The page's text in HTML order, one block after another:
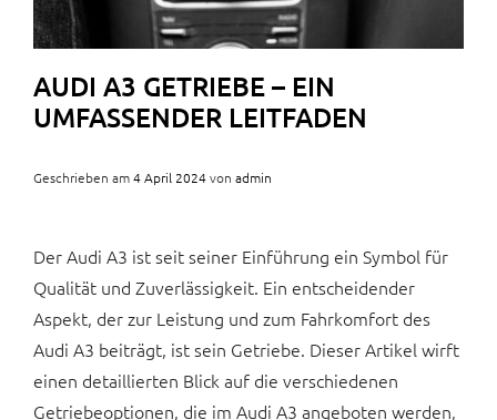
AUDI A3 GETRIEBE – EIN
UMFASSENDER LEITFADEN
Geschrieben am4 April 2024von admin
Der Audi A3 ist seit seiner Einführung ein Symbol für
Qualität und Zuverlässigkeit. Ein entscheidender
Aspekt, der zur Leistung und zum Fahrkomfort des
Audi A3 beiträgt, ist sein Getriebe. Dieser Artikel wirft
einen detaillierten Blick auf die verschiedenen
Getriebeoptionen, die im Audi A3 angeboten werden,